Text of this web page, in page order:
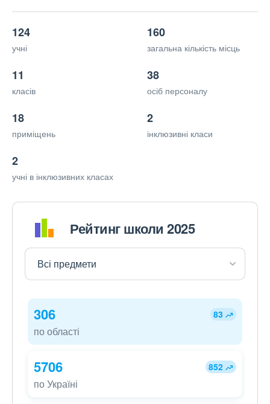
124
учні
160
загальна кількість місць
11
класів
38
осіб персоналу
18
приміщень
2
інклюзивні класи
2
учні в інклюзивних класах
Рейтинг школи 2025
306 83
по області
5706 852
по Україні